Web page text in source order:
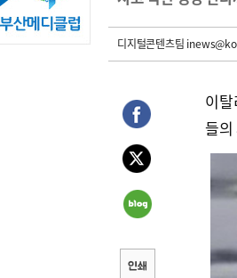
디지털콘텐츠팀
이
들의